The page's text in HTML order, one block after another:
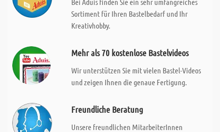
Sortiment für Ihren Bastelbedarf und Ihr
Kreativhobby.
Mehr als 70 kostenlose Bastelvideos
Wir unterstützen Sie mit vielen Bastel-Videos
und zeigen Ihnen die genaue Fertigung.
Freundliche Beratung
Unsere freundlichen MitarbeiterInnen